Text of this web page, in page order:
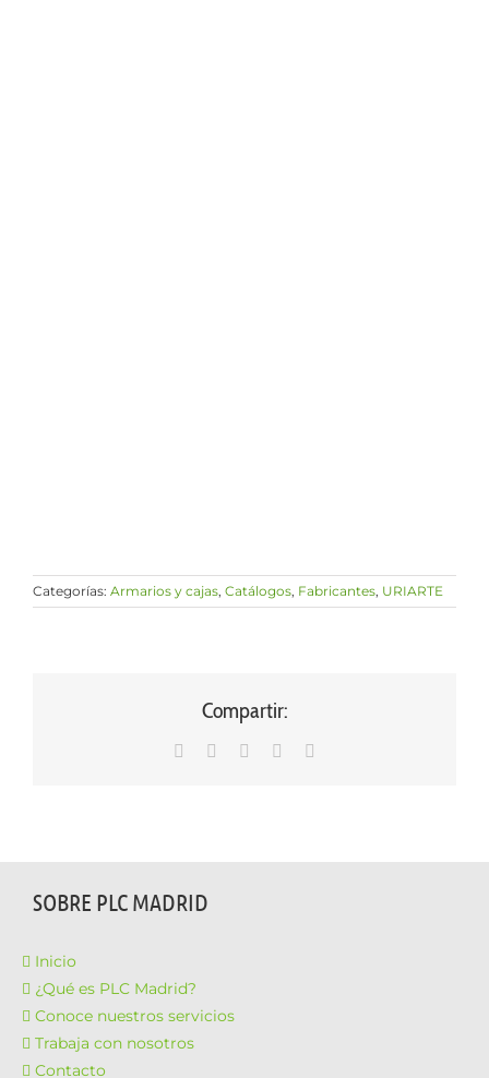
Categorías: Armarios y cajas, Catálogos, Fabricantes, URIARTE
Compartir:
WhatsAppLinkedInFacebook
SOBRE PLC MADRID
Inicio
¿Qué es PLC Madrid?
Conoce nuestros servicios
Trabaja con nosotros
Contacto